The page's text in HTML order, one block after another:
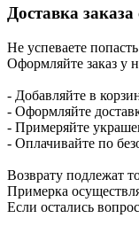
Доставка
Не успеваете
Оформляйте заказ у
- Добавляйте в
- Оформляйте
- Примеряйте
- Оплачивайте по
Возврату подлежат
Примерка
Если остались